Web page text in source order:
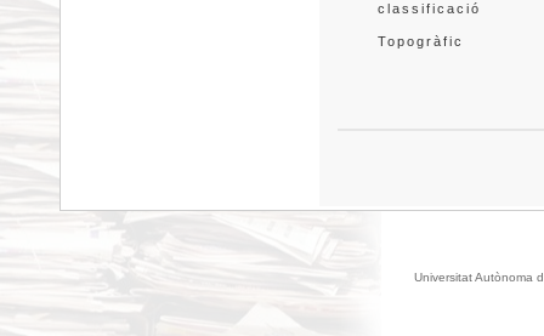
classificació
Topogràfic
Universitat Autònoma